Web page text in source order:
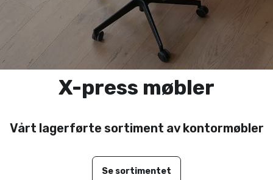
X-press møbler
Vårt lagerførte sortiment av kontormøbler
Se sortimentet